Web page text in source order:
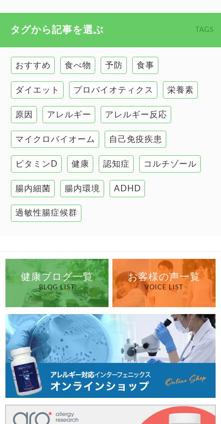
慢性疲労
甲状腺
肌
肝臓の健康
腸の健康
自己免疫疾患
高血圧
タグから記事を選ぶ TAGS
おすすめ 食べ物 予防 食事
ダイエット プロバイオティクス 栄養素
原因 アレルギー アレルギー反応
マイクロバイオーム 自己免疫疾患
ビタミンD 健康 認知症 コルチゾール
腸内細菌 腸内環境 ADHD
過敏性腸症候群
健康ブログ一覧
BLOG LIST
お客様の声一覧
VOICE LIST